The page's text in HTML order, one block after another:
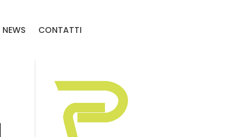
NEWS CONTATTI